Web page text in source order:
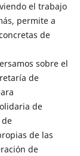
el trabajo
permite a
de
sobre el
de
de
de
de las
de